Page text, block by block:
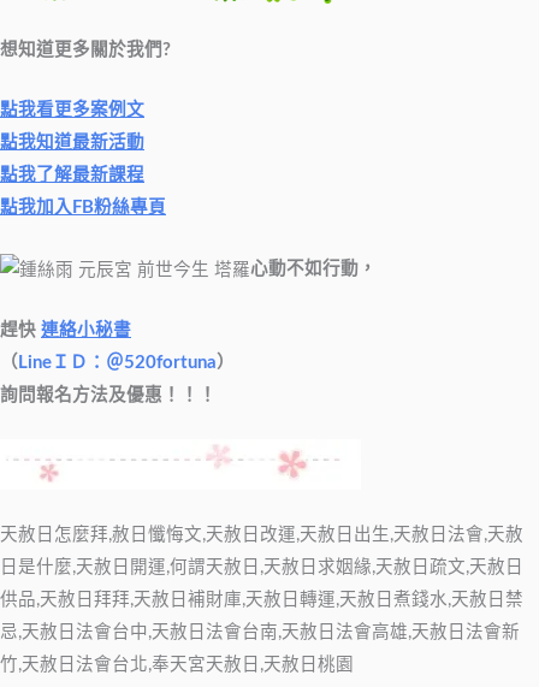
想知道更多關於我們?
點我看更多案例文
點我知道最新活動
點我了解最新課程
點我加入FB粉絲專頁
心動不如行動，
趕快 連絡小秘書
（ LineＩＤ：＠520fortuna ）
詢問報名方法及優惠！！！
天赦日怎麼拜,赦日懺悔文,天赦日改運,天赦日出生,天赦日法會,天赦
日是什麼,天赦日開運,何謂天赦日,天赦日求姻緣,天赦日疏文,天赦日
供品,天赦日拜拜,天赦日補財庫,天赦日轉運,天赦日煮錢水,天赦日禁
忌,天赦日法會台中,天赦日法會台南,天赦日法會高雄,天赦日法會新
竹,天赦日法會台北,奉天宮天赦日,天赦日桃園